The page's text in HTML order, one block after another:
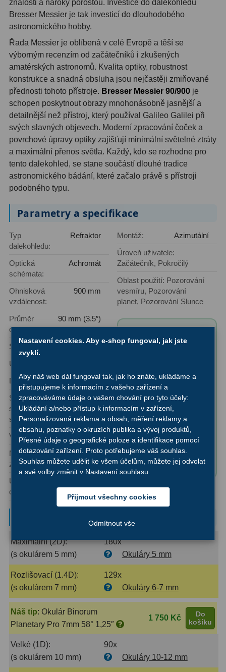
Lovecké a turistické114
Univerzální 38
Kapesní 14
Dětské7
Námořní12
Sportovní 54
Divadelní 2
Dálkoměry a Noční vidění17
Dálkoměry9
Noční vidění8
Mikroskopy
Hobby4
Školní a studentské
Laboratorní 33
Kapesní10
Příslušenství mikroskopů16
Kamery3
Preparáty2
Sklíčka8
Mikroskopicke sady 3
Meteostanice
Pokročilé5
Profesionální9
Čidla2
Foto stativy 10
Ostatní179
znalosti a nároky porostou. Investice do dalekohledu
Bresser Messier je tak investicí do dlouhodobého
astronomického hobby.
Řada Messier je oblíbená v celé Evropě a těší se
výborným recenzím od začátečníků i zkušených
amatérských astronomů. Kvalita optiky, robustnost
konstrukce a snadná obsluha jsou nejčastěji zmiňované
přednosti tohoto přístroje. Bresser Messier 90/900 je
schopen poskytnout obrazy mnohonásobně jasnější a
detailnější než přístroj, který používal Galileo Galilei při
svých slavných objevech. Moderní zpracování čoček a
povrchové úpravy optiky zajišťují minimální světelné ztráty
a maximální přenos světla. Každý, kdo se rozhodne pro
tento dalekohled, se stane součástí dlouhé tradice
astronomického bádání, které začalo právě s přístroji
podobného typu.
Parametry a specifikace
Typ
dalekohledu:
Refraktor
Optická
schémata:
Achromát
Ohnisková
vzdálenost:
900 mm
Průměr
objektivu:
90 mm (3.5″)
Světelnost:
f/10
Úhlové rozlišení:
Dosah:
11,6 magnituda
Síla
sbírání
světla:
165x(ve srovnání
s lidským
okem)
Výrobní série:
Messier
Maximální užitečné
zvětšení:
180x
Upínací průměr
okuláru:
Montáž:
Azimutální
Úroveň uživatele:
Začátečník, Pokročilý
Oblast použití: Pozorování
vesmíru, Pozorování
planet, Pozorování Slunce
produktu "Hvězdářský
NANO AZ":
✅ Optický tubus
90/900
✅ Statív
✅ Hledáček 6x30
✅ 1,25″ okulár 26mm
(zvětšení 34x)
✅ Sluneční filtr
Typové zvětšení
Maximální (2D):
180x
(s okulárem 5 mm)
Okuláry 5 mm
Rozlišovací (1.4D):
129x
(s okulárem 7 mm)
Okuláry 6-7 mm
Náš tip: Okulár Binorum
Planetary Pro 7mm 58° 1,25″
1 750 Kč
Do
košíku
Velké (1D):
90x
(s okulárem 10 mm)
Okuláry 10-12 mm
Nastavení cookies. Aby e-shop fungoval, jak jste
zvyklí.
Aby náš web dál fungoval tak, jak ho znáte, ukládáme a
přistupujeme k informacím z vašeho zařízení a
zpracováváme údaje o vašem chování pro tyto účely:
Ukládání a/nebo přístup k informacím v zařízení,
Personalizovaná reklama a obsah, měření reklamy a
obsahu, poznatky o okruzích publika a vývoj produktů,
Přesné údaje o geografické poloze a identifikace pomocí
dotazování zařízení. Proto potřebujeme váš souhlas.
Souhlas můžete udělit ke všem účelům, můžete jej odvolat
a své volby změnit v Nastavení souhlasu.
Přijmout všechny cookies
Odmítnout vše